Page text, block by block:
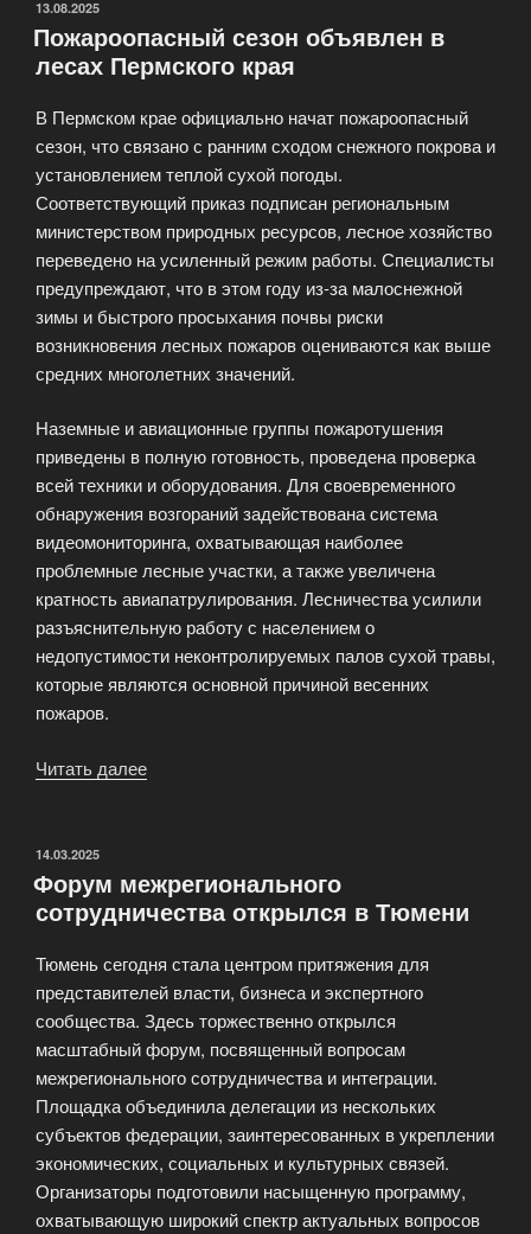
в
Курганской
ОПУБЛИКОВАНО
13.08.2025
Пожароопасный сезон объявлен в
лесах Пермского края
В Пермском крае официально начат пожароопасный
сезон, что связано с ранним сходом снежного покрова и
установлением теплой сухой погоды.
Соответствующий приказ подписан региональным
министерством природных ресурсов, лесное хозяйство
переведено на усиленный режим работы. Специалисты
предупреждают, что в этом году из-за малоснежной
зимы и быстрого просыхания почвы риски
возникновения лесных пожаров оцениваются как выше
средних многолетних значений.
Наземные и авиационные группы пожаротушения
приведены в полную готовность, проведена проверка
всей техники и оборудования. Для своевременного
обнаружения возгораний задействована система
видеомониторинга, охватывающая наиболее
проблемные лесные участки, а также увеличена
кратность авиапатрулирования. Лесничества усилили
разъяснительную работу с населением о
недопустимости неконтролируемых палов сухой травы,
которые являются основной причиной весенних
пожаров.
Читать далее
лесах
Пермского
ОПУБЛИКОВАНО
14.03.2025
Форум межрегионального
сотрудничества открылся в Тюмени
Тюмень сегодня стала центром притяжения для
представителей власти, бизнеса и экспертного
сообщества. Здесь торжественно открылся
масштабный форум, посвященный вопросам
межрегионального сотрудничества и интеграции.
Площадка объединила делегации из нескольких
субъектов федерации, заинтересованных в укреплении
экономических, социальных и культурных связей.
Организаторы подготовили насыщенную программу,
охватывающую широкий спектр актуальных вопросов